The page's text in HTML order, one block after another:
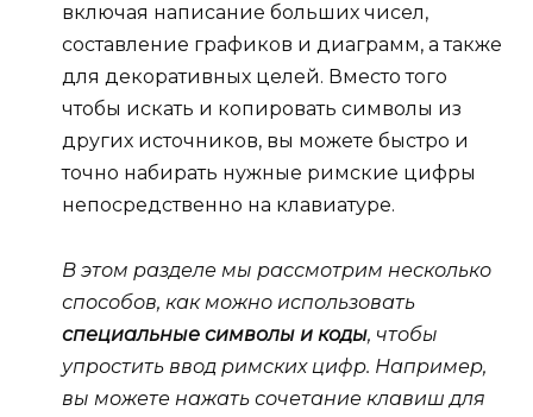
включая написание больших чисел,
составление графиков и диаграмм, а также
для декоративных целей. Вместо того
чтобы искать и копировать символы из
других источников, вы можете быстро и
точно набирать нужные римские цифры
непосредственно на клавиатуре.
В этом разделе мы рассмотрим несколько
способов, как можно использовать
специальные символы и коды, чтобы
упростить ввод римских цифр. Например,
вы можете нажать сочетание клавиш для